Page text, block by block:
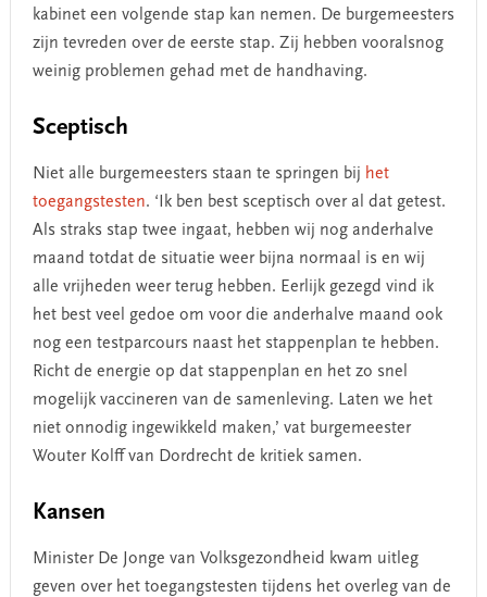
kabinet een volgende stap kan nemen. De burgemeesters
zijn tevreden over de eerste stap. Zij hebben vooralsnog
weinig problemen gehad met de handhaving.
Sceptisch
Niet alle burgemeesters staan te springen bij het
toegangstesten. ‘Ik ben best sceptisch over al dat getest.
Als straks stap twee ingaat, hebben wij nog anderhalve
maand totdat de situatie weer bijna normaal is en wij
alle vrijheden weer terug hebben. Eerlijk gezegd vind ik
het best veel gedoe om voor die anderhalve maand ook
nog een testparcours naast het stappenplan te hebben.
Richt de energie op dat stappenplan en het zo snel
mogelijk vaccineren van de samenleving. Laten we het
niet onnodig ingewikkeld maken,’ vat burgemeester
Wouter Kolff van Dordrecht de kritiek samen.
Kansen
Minister De Jonge van Volksgezondheid kwam uitleg
geven over het toegangstesten tijdens het overleg van de